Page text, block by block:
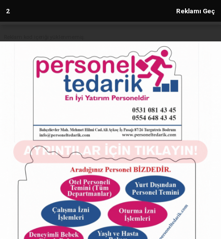
2 Reklamı Geç
Anasayfa TÜRKİYE
Ünlü modeller kırmızı halıda göz
kamaştırdı
21.05.2024 - 17:59, Güncelleme: 21.05.2024 - 17:59
4910+ kez okundu.
ABONE OL